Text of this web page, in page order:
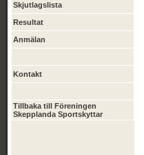
Skjutlagslista
Resultat
Anmälan
Kontakt
Tillbaka till Föreningen
Skepplanda Sportskyttar